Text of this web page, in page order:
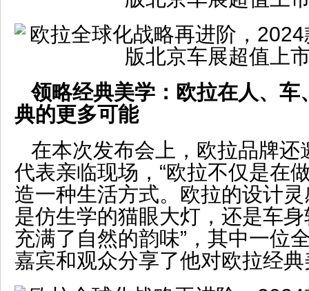
领略经典美学：欧拉在人、车
典的更多可能
在本次发布会上，欧拉品牌还
代表亲临现场，“欧拉不仅是在
造一种生活方式。欧拉的设计
是仿生学的猫眼大灯，还是车
充满了自然的韵味”，其中一位
嘉宾和观众分享了他对欧拉经